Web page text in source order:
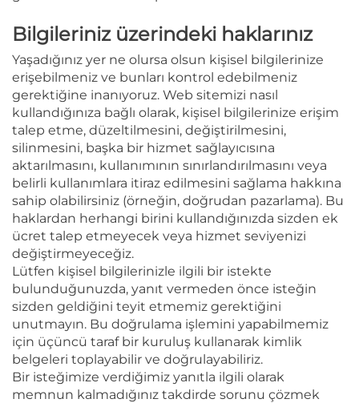
Bilgileriniz üzerindeki haklarınız
Yaşadığınız yer ne olursa olsun kişisel bilgilerinize
erişebilmeniz ve bunları kontrol edebilmeniz
gerektiğine inanıyoruz. Web sitemizi nasıl
kullandığınıza bağlı olarak, kişisel bilgilerinize erişim
talep etme, düzeltilmesini, değiştirilmesini,
silinmesini, başka bir hizmet sağlayıcısına
aktarılmasını, kullanımının sınırlandırılmasını veya
belirli kullanımlara itiraz edilmesini sağlama hakkına
sahip olabilirsiniz (örneğin, doğrudan pazarlama). Bu
haklardan herhangi birini kullandığınızda sizden ek
ücret talep etmeyecek veya hizmet seviyenizi
değiştirmeyeceğiz.
Lütfen kişisel bilgilerinizle ilgili bir istekte
bulunduğunuzda, yanıt vermeden önce isteğin
sizden geldiğini teyit etmemiz gerektiğini
unutmayın. Bu doğrulama işlemini yapabilmemiz
için üçüncü taraf bir kuruluş kullanarak kimlik
belgeleri toplayabilir ve doğrulayabiliriz.
Bir isteğimize verdiğimiz yanıtla ilgili olarak
memnun kalmadığınız takdirde sorunu çözmek